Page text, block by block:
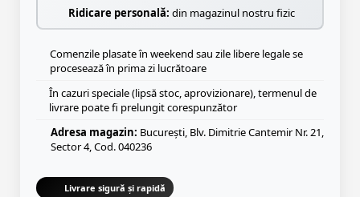
Ridicare personală: din magazinul nostru fizic
Comenzile plasate în weekend sau zile libere legale se
procesează în prima zi lucrătoare
În cazuri speciale (lipsă stoc, aprovizionare), termenul de
livrare poate fi prelungit corespunzător
Adresa magazin: București, Blv. Dimitrie Cantemir Nr. 21,
Sector 4, Cod. 040236
Livrare sigură și rapidă